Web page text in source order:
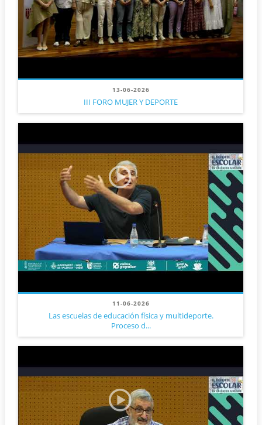
13-06-2026
III FORO MUJER Y DEPORTE
11-06-2026
Las escuelas de educación física y multideporte.
Proceso d...